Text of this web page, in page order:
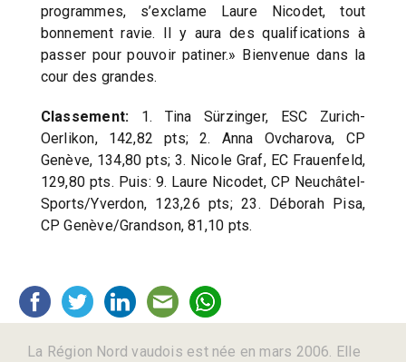
programmes, s’exclame Laure Nicodet, tout
bonnement ravie. Il y aura des qualifications à
passer pour pouvoir patiner.» Bienvenue dans la
cour des grandes.
Classement: 1. Tina Sürzinger, ESC Zurich-
Oerlikon, 142,82 pts; 2. Anna Ovcharova, CP
Genève, 134,80 pts; 3. Nicole Graf, EC Frauenfeld,
129,80 pts. Puis: 9. Laure Nicodet, CP Neuchâtel-
Sports/Yverdon, 123,26 pts; 23. Déborah Pisa,
CP Genève/Grandson, 81,10 pts.
La Région Nord vaudois est née en mars 2006. Elle